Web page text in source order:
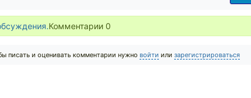
Комментарии 0
писать и оценивать комментарии нужно войти или зарегистрироваться